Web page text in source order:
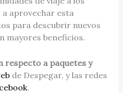
aprovechar esta
para descubrir nuevos
mayores beneficios.
respecto a paquetes y
de Despegar, y las redes
.